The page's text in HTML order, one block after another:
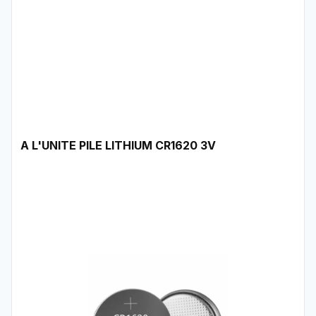
A L'UNITE PILE LITHIUM CR1620 3V